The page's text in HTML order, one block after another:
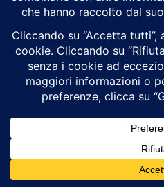
“wp2shell” nasce dall’indagine di